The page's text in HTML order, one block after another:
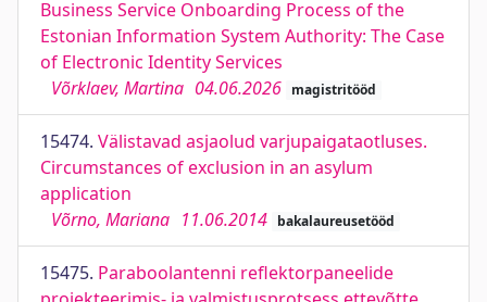
Business Service Onboarding Process of the
Estonian Information System Authority: The Case
of Electronic Identity Services
Võrklaev, Martina 04.06.2026 magistritööd
15474. Välistavad asjaolud varjupaigataotluses.
Circumstances of exclusion in an asylum
application
Võrno, Mariana 11.06.2014 bakalaureusetööd
15475. Paraboolantenni reflektorpaneelide